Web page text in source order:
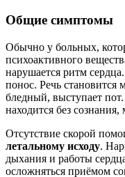
Общие симптомы
Обычно у больных,
психоактивного
нарушается ритм
понос. Речь становится
бледный, выступает
находится без
Отсутствие скорой
летальному исходу.
дыхания и работы
осложняться приёмом